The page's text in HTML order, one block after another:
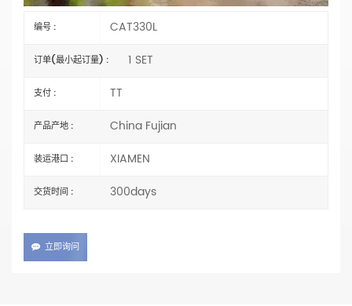
编号 : CAT330L
订单(最小起订量) : 1 SET
支付 : TT
产品产地 : China Fujian
装运港口 : XIAMEN
交货时间 : 300days
立即询问